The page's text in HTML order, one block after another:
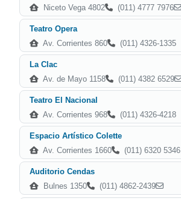
Niceto Vega 4802
(011) 4777 7976
Teatro Opera
Av. Corrientes 860
(011) 4326-1335
La Clac
Av. de Mayo 1158
(011) 4382 6529
Teatro El Nacional
Av. Corrientes 968
(011) 4326-4218
Espacio Artístico Colette
Av. Corrientes 1660
(011) 6320 5346
Auditorio Cendas
Bulnes 1350
(011) 4862-2439